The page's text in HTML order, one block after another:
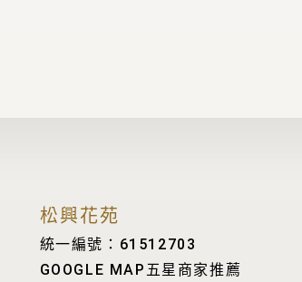
松興花苑
統一編號：61512703
GOOGLE MAP五星商家推薦